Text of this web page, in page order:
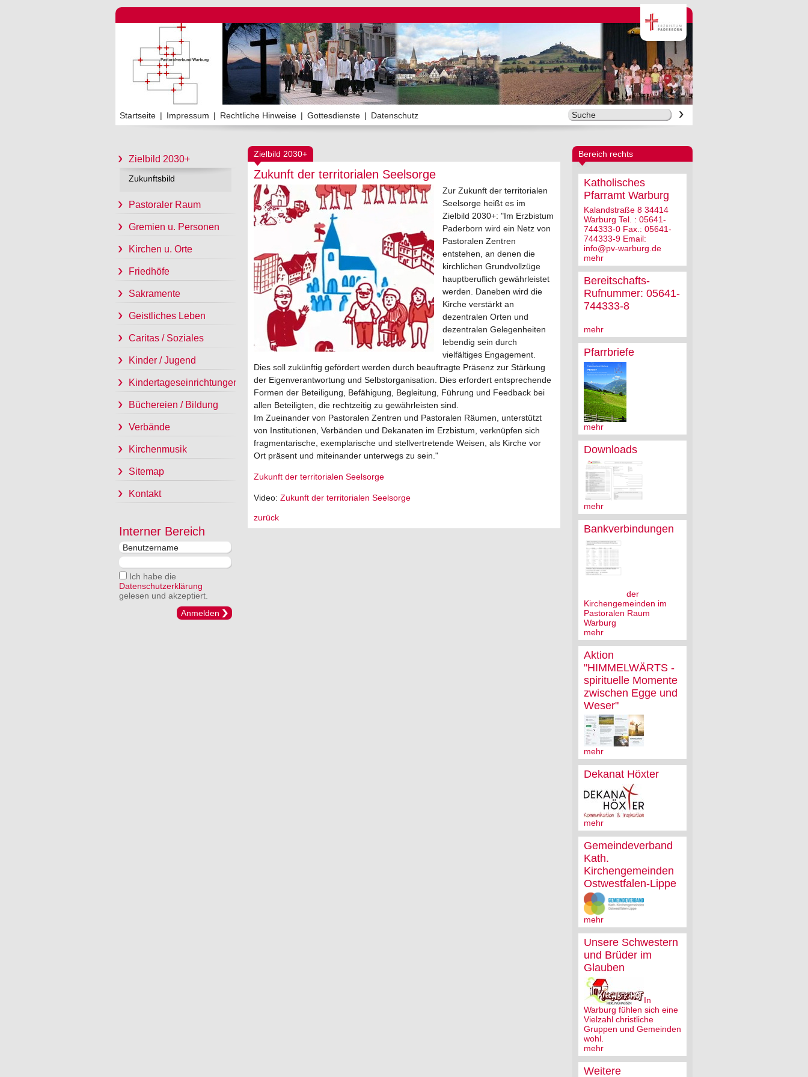
Startseite | Impressum | Rechtliche Hinweise | Gottesdienste | Datenschutz
Zielbild 2030+
Zukunftsbild
Pastoraler Raum
Gremien u. Personen
Kirchen u. Orte
Friedhöfe
Sakramente
Geistliches Leben
Caritas / Soziales
Kinder / Jugend
Kindertageseinrichtungen
Büchereien / Bildung
Verbände
Kirchenmusik
Sitemap
Kontakt
Interner Bereich
Ich habe die
Datenschutzerklärung
gelesen und akzeptiert.
Anmelden
Bereich rechts
Katholisches
Pfarramt Warburg
Kalandstraße 8 34414
Warburg Tel. : 05641-
744333-0 Fax.: 05641-
744333-9 Email:
info@pv-warburg.de
mehr
Bereitschafts-
Rufnummer: 05641-
744333-8
mehr
Pfarrbriefe
mehr
Downloads
mehr
Bankverbindungen
der
Kirchengemeinden im
Pastoralen Raum
Warburg
mehr
Aktion
"HIMMELWÄRTS -
spirituelle Momente
zwischen Egge und
Weser"
mehr
Dekanat Höxter
mehr
Gemeindeverband
Kath.
Kirchengemeinden
Ostwestfalen-Lippe
mehr
Unsere Schwestern
und Brüder im
Glauben
In
Warburg fühlen sich eine
Vielzahl christliche
Gruppen und Gemeinden
wohl.
mehr
Weitere
Zielbild 2030+
Zukunft der territorialen Seelsorge
Zur Zukunft der territorialen
Seelsorge heißt es im
Zielbild 2030+: "Im Erzbistum
Paderborn wird ein Netz von
Pastoralen Zentren
entstehen, an denen die
kirchlichen Grundvollzüge
hauptberuflich gewährleistet
werden. Daneben wird die
Kirche verstärkt an
dezentralen Orten und
dezentralen Gelegenheiten
lebendig sein durch
vielfältiges Engagement.
Dies soll zukünftig gefördert werden durch beauftragte Präsenz zur Stärkung
der Eigenverantwortung und Selbstorganisation. Dies erfordert entsprechende
Formen der Beteiligung, Befähigung, Begleitung, Führung und Feedback bei
allen Beteiligten, die rechtzeitig zu gewährleisten sind.
Im Zueinander von Pastoralen Zentren und Pastoralen Räumen, unterstützt
von Institutionen, Verbänden und Dekanaten im Erzbistum, verknüpfen sich
fragmentarische, exemplarische und stellvertretende Weisen, als Kirche vor
Ort präsent und miteinander unterwegs zu sein."
Zukunft der territorialen Seelsorge
Video: Zukunft der territorialen Seelsorge
zurück